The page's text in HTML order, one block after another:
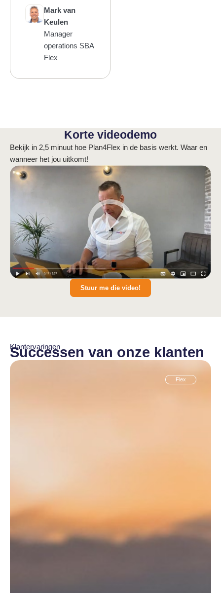
Mark van
Keulen
Manager
operations SBA
Flex
Korte videodemo
Bekijk in 2,5 minuut hoe Plan4Flex in de basis werkt. Waar en
wanneer het jou uitkomt!
Stuur me die video!
Klantervaringen
Successen van onze klanten
Flex